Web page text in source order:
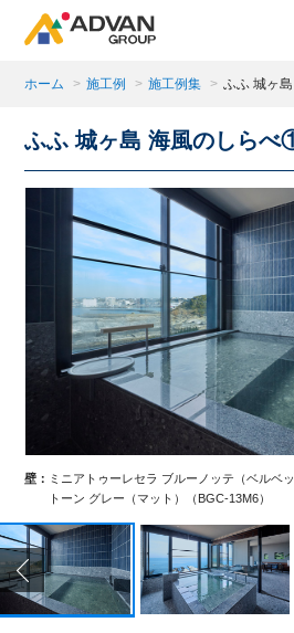
商品ページにある「お気に入り登
商品がここに表示されます。
閉じる
ホーム > 施工例 > 施工例集 > ふふ 城ヶ
ふふ 城ヶ島 海風のしら
壁： ミニアトゥーレセラ ブルーノッテ（ベルベ
トーン グレー（マット）（BGC-13M6）